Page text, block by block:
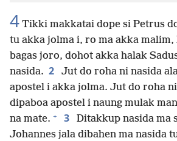
4 Tikki makkatai dope si Petrus
tu akka jolma i, ro ma akka malim,
bagas joro, dohot akka halak
nasida. 2
Jut do roha ni nasida
apostel i akka jolma. Jut do roha
dipaboa apostel i naung mulak
na mate. + 3
Ditakkup nasida ma
Johannes jala dibahen ma nasida